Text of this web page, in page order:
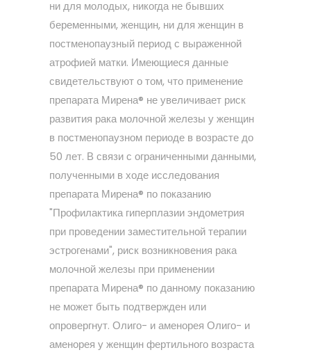
ни для молодых, никогда не бывших
беременными, женщин, ни для женщин в
постменопаузный период с выраженной
атрофией матки. Имеющиеся данные
свидетельствуют о том, что применение
препарата Мирена® не увеличивает риск
развития рака молочной железы у женщин
в постменопаузном периоде в возрасте до
50 лет. В связи с ограниченными данными,
полученными в ходе исследования
препарата Мирена® по показанию
"Профилактика гиперплазии эндометрия
при проведении заместительной терапии
эстрогенами", риск возникновения рака
молочной железы при применении
препарата Мирена® по данному показанию
не может быть подтвержден или
опровергнут. Олиго- и аменорея Олиго- и
аменорея у женщин фертильного возраста